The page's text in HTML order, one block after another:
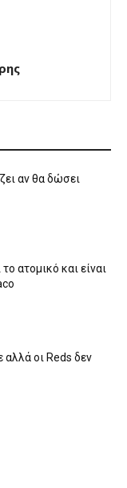
αν θα δώσει
ατομικό και είναι
οι Reds δεν